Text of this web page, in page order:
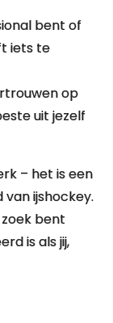
bent of
iets te
op
uit jezelf
– het is een
ijshockey.
bent
is als jij,